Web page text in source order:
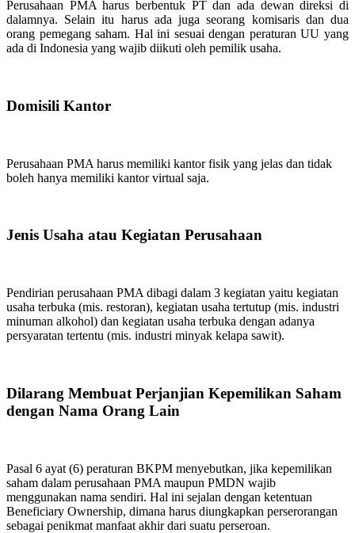
Perusahaan PMA harus berbentuk PT dan ada dewan direksi di
dalamnya. Selain itu harus ada juga seorang komisaris dan dua
orang pemegang saham. Hal ini sesuai dengan peraturan UU yang
ada di Indonesia yang wajib diikuti oleh pemilik usaha.
Domisili Kantor
Perusahaan PMA harus memiliki kantor fisik yang jelas dan tidak
boleh hanya memiliki kantor virtual saja.
Jenis Usaha atau Kegiatan Perusahaan
Pendirian perusahaan PMA dibagi dalam 3 kegiatan yaitu kegiatan
usaha terbuka (mis. restoran), kegiatan usaha tertutup (mis. industri
minuman alkohol) dan kegiatan usaha terbuka dengan adanya
persyaratan tertentu (mis. industri minyak kelapa sawit).
Dilarang Membuat Perjanjian Kepemilikan Saham
dengan Nama Orang Lain
Pasal 6 ayat (6) peraturan BKPM menyebutkan, jika kepemilikan
saham dalam perusahaan PMA maupun PMDN wajib
menggunakan nama sendiri. Hal ini sejalan dengan ketentuan
Beneficiary Ownership, dimana harus diungkapkan perserorangan
sebagai penikmat manfaat akhir dari suatu perseroan.